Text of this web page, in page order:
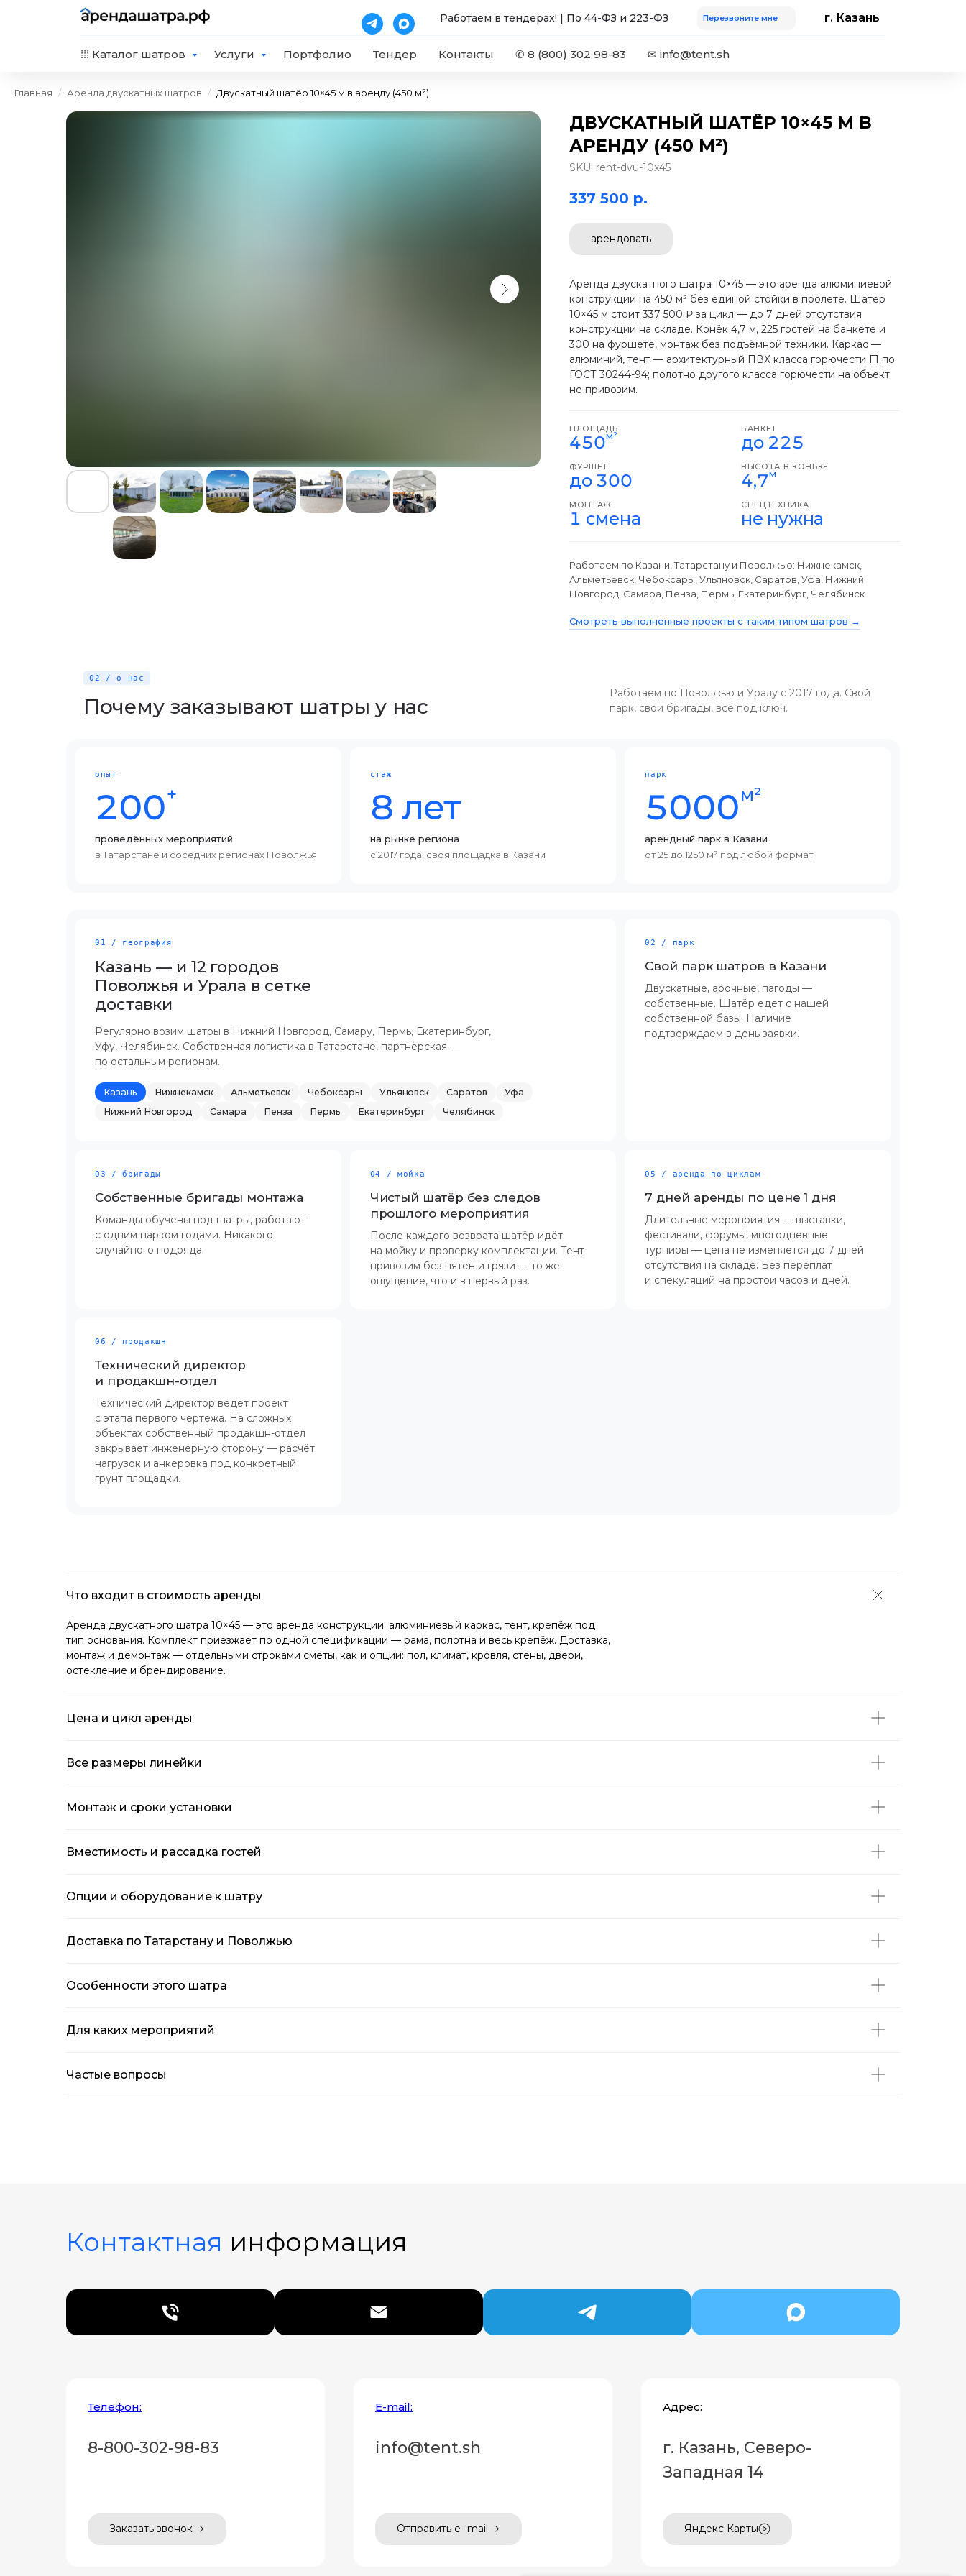
Работаем в тендерах! | По 44-ФЗ и 223-ФЗ Перезвоните мне г. Казань
⁞⁞⁞ Каталог шатров Услуги Портфолио Тендер Контакты ✆ 8 (800) 302 98-83 ✉ info@tent.sh
Главная / Аренда двускатных шатров / Двускатный шатёр 10×45 м в аренду (450 м²)
ДВУСКАТНЫЙ ШАТЁР 10×45 М В
АРЕНДУ (450 М²)
SKU: rent-dvu-10x45
337 500 р.
арендовать
Аренда двускатного шатра 10×45 — это аренда алюминиевой
конструкции на 450 м² без единой стойки в пролёте. Шатёр
10×45 м стоит 337 500 ₽ за цикл — до 7 дней отсутствия
конструкции на складе. Конёк 4,7 м, 225 гостей на банкете и
300 на фуршете, монтаж без подъёмной техники. Каркас —
алюминий, тент — архитектурный ПВХ класса горючести Г1 по
ГОСТ 30244-94; полотно другого класса горючести на объект
не привозим.
ПЛОЩАДЬ
450м²
БАНКЕТ
до 225
ФУРШЕТ
до 300
ВЫСОТА В КОНЬКЕ
4,7м
МОНТАЖ
1 смена
СПЕЦТЕХНИКА
не нужна
Работаем по Казани, Татарстану и Поволжью: Нижнекамск,
Альметьевск, Чебоксары, Ульяновск, Саратов, Уфа, Нижний
Новгород, Самара, Пенза, Пермь, Екатеринбург, Челябинск.
Смотреть выполненные проекты с таким типом шатров →
02 / о нас
Почему заказывают шатры у нас
Работаем по Поволжью и Уралу с 2017 года. Свой
парк, свои бригады, всё под ключ.
опыт
200+
проведённых мероприятий
в Татарстане и соседних регионах Поволжья
стаж
8 лет
на рынке региона
с 2017 года, своя площадка в Казани
парк
5000м²
арендный парк в Казани
от 25 до 1250 м² под любой формат
01 / география
Казань — и 12 городов
Поволжья и Урала в сетке
доставки
Регулярно возим шатры в Нижний Новгород, Самару, Пермь, Екатеринбург,
Уфу, Челябинск. Собственная логистика в Татарстане, партнёрская —
по остальным регионам.
Казань Нижнекамск Альметьевск Чебоксары Ульяновск Саратов
Уфа
Нижний Новгород
Самара Пенза Пермь Екатеринбург Челябинск
02 / парк
Свой парк шатров в Казани
Двускатные, арочные, пагоды —
собственные. Шатёр едет с нашей
собственной базы. Наличие
подтверждаем в день заявки.
03 / бригады
Собственные бригады монтажа
Команды обучены под шатры, работают
с одним парком годами. Никакого
случайного подряда.
04 / мойка
Чистый шатёр без следов
прошлого мероприятия
После каждого возврата шатёр идёт
на мойку и проверку комплектации. Тент
привозим без пятен и грязи — то же
ощущение, что и в первый раз.
05 / аренда по циклам
7 дней аренды по цене 1 дня
Длительные мероприятия — выставки,
фестивали, форумы, многодневные
турниры — цена не изменяется до 7 дней
отсутствия на складе. Без переплат
и спекуляций на простои часов и дней.
06 / продакшн
Технический директор
и продакшн-отдел
Технический директор ведёт проект
с этапа первого чертежа. На сложных
объектах собственный продакшн-отдел
закрывает инженерную сторону — расчёт
нагрузок и анкеровка под конкретный
грунт площадки.
Что входит в стоимость аренды
Аренда двускатного шатра 10×45 — это аренда конструкции: алюминиевый каркас, тент, крепёж под
тип основания. Комплект приезжает по одной спецификации — рама, полотна и весь крепёж. Доставка,
монтаж и демонтаж — отдельными строками сметы, как и опции: пол, климат, кровля, стены, двери,
остекление и брендирование.
Цена и цикл аренды
Все размеры линейки
Монтаж и сроки установки
Вместимость и рассадка гостей
Опции и оборудование к шатру
Доставка по Татарстану и Поволжью
Особенности этого шатра
Для каких мероприятий
Частые вопросы
Контактная информация
Телефон:
8-800-302-98-83
Заказать звонок
E-mail:
info@tent.sh
Отправить e -mail
Адрес:
г. Казань, Северо-
Западная 14
Яндекс Карты